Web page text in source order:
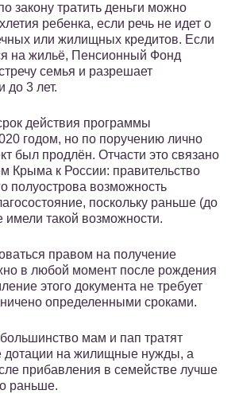
закону тратить деньги можно
ребенка, если речь не идет о
или жилищных кредитов. Если
на жильё, Пенсионный Фонд
семья и разрешает
до 3 лет.
действия программы
годом, но по поручению лично
был продлён. Отчасти это связано
Крыма к России: правительство
полуострова возможность
поскольку раньше (до
имели такой возможности.
правом на получение
в любой момент после рождения
этого документа не требует
определенными сроками.
мам и пап тратят
дотации на жилищные нужды, а
прибавления в семействе лучше
раньше.